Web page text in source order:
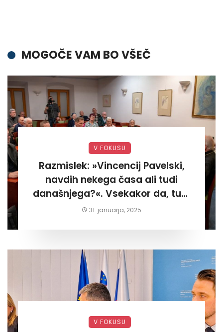
MOGOČE VAM BO VŠEČ
V FOKUSU
Razmislek: »Vincencij Pavelski,
navdih nekega časa ali tudi
današnjega?«. Vsekakor da, tudi
današnjega«
31. januarja, 2025
V FOKUSU